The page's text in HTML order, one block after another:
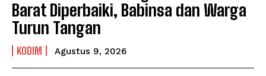
Barat Diperbaiki, Babinsa dan Warga
Turun Tangan
KODIM Agustus 9, 2026